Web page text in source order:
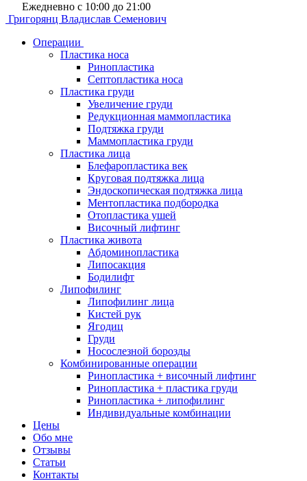
Ежедневно с 10:00 до 21:00
Григорянц Владислав Семенович
Операции
Пластика носа
Ринопластика
Септопластика носа
Пластика груди
Увеличение груди
Редукционная маммопластика
Подтяжка груди
Маммопластика груди
Пластика лица
Блефаропластика век
Круговая подтяжка лица
Эндоскопическая подтяжка лица
Ментопластика подбородка
Отопластика ушей
Височный лифтинг
Пластика живота
Абдоминопластика
Липосакция
Бодилифт
Липофилинг
Липофилинг лица
Кистей рук
Ягодиц
Груди
Носослезной борозды
Комбинированные операции
Ринопластика + височный лифтинг
Ринопластика + пластика груди
Ринопластика + липофилинг
Индивидуальные комбинации
Цены
Обо мне
Отзывы
Статьи
Контакты